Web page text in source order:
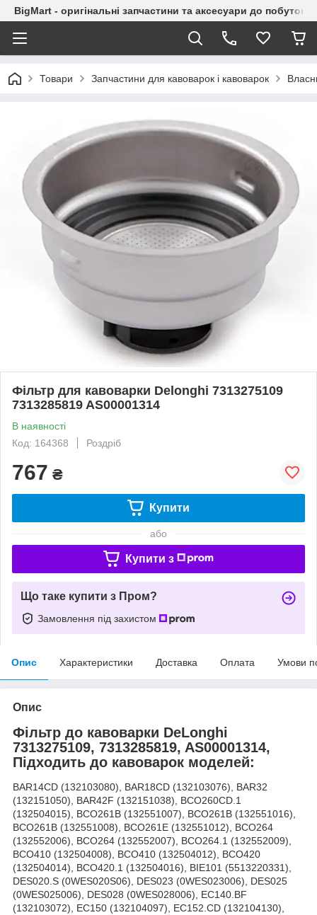
BigMart - оригінальні запчастини та аксесуари до побутової
Товари Запчастини для кавоварок і кавоварок
Фільтр для кавоварки Delonghi 7313275109
7313285819 AS00001314
В наявності
Код: 164368
Роздріб
767 ₴
Купити
або
Купити з
Що таке купити з Пром?
Замовлення під захистом
Опис Характеристики Доставка Оплата Умови
Опис
Фільтр до кавоварки DeLonghi
7313275109, 7313285819, AS00001314,
Підходить до кавоварок моделей:
BAR14CD (132103080), BAR18CD (132103076), BAR32
(132151050), BAR42F (132151038), BCO260CD.1
(132504015), BCO261B (132551007), BCO261B (132551016),
BCO261B (132551008), BCO261E (132551012), BCO264
(132552006), BCO264 (132552007), BCO264.1 (132552009),
BCO410 (132504008), BCO410 (132504012), BCO420
(132504014), BCO420.1 (132504016), BIE101 (5513220331),
DES020.S (0WES020S06), DES023 (0WES023006), DES025
(0WES025006), DES028 (0WES028006), EC140.BF
(132103072), EC150 (132104097), EC152.CD (132104130),